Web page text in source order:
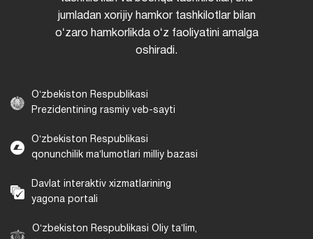
jumladan xorijiy hamkor tashkilotlar bilan
oʻzaro hamkorlikda oʻz faoliyatini amalga
oshiradi.
Oʻzbekiston Respublikasi
Prezidentining rasmiy veb-sayti
Oʻzbekiston Respublikasi
qonunchilik maʼlumotlari milliy bazasi
Davlat interaktiv xizmatlarining
yagona portali
Oʻzbekiston Respublikasi Oliy taʼlim,